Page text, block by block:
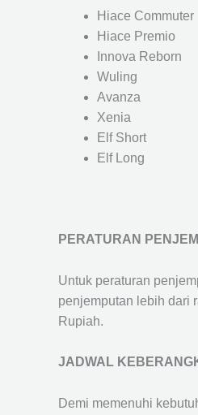
Hiace Commuter
Hiace Premio
Innova Reborn
Wuling
Avanza
Xenia
Elf Short
Elf Long
PERATURAN
Untuk peraturan
penjemputan lebih dari
Rupiah.
JADWAL
Demi memenuhi